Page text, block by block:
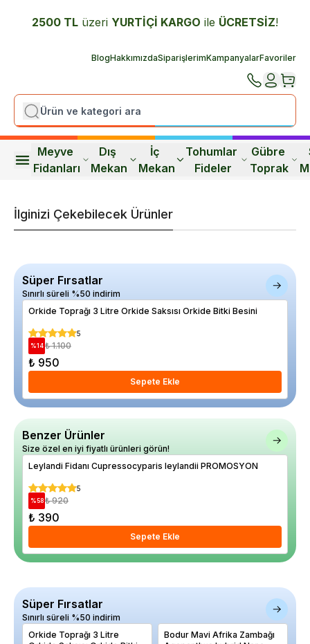
2500 TL üzeri YURTİÇİ KARGO ile ÜCRETSİZ!
BlogHakkımızdaSiparişlerimKampanyalarFavoriler
Meyve
Fidanları
Dış
Mekan
İç
Mekan
Tohumlar
Fideler
Gübre
Toprak
İlginizi Çekebilecek Ürünler
Süper Fırsatlar
Sınırlı süreli %50 indirim
Orkide Toprağı 3 Litre Orkide Saksısı Orkide Bitki Besini
5
%14 ₺ 1.100
₺ 950
Sepete Ekle
Benzer Ürünler
Size özel en iyi fiyatlı ürünleri görün!
Leylandi Fidanı Cupressocyparis leylandii PROMOSYON
5
% 58 ₺ 920
₺ 390
Sepete Ekle
Süper Fırsatlar
Sınırlı süreli %50 indirim
Orkide Toprağı 3 Litre
Bodur Mavi Afrika Zambağı